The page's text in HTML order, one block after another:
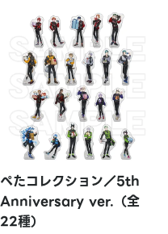
ぺたコレクション／5th
Anniversary ver.（全
22種）